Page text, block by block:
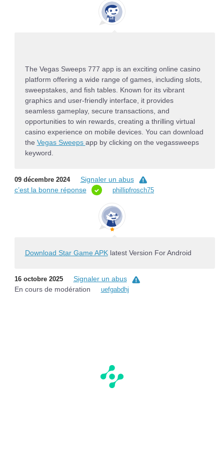
The Vegas Sweeps 777 app is an exciting online casino
platform offering a wide range of games, including slots,
sweepstakes, and fish tables. Known for its vibrant
graphics and user-friendly interface, it provides
seamless gameplay, secure transactions, and
opportunities to win rewards, creating a thrilling virtual
casino experience on mobile devices. You can download
the Vegas Sweeps app by clicking on the vegassweeps
keyword.
09 décembre 2024
Signaler un abus
c’est la bonne réponse
phillipfrosch75
Download Star Game APKlatest Version For Android
16 octobre 2025
Signaler un abus
En cours de modération
uefgabdhj